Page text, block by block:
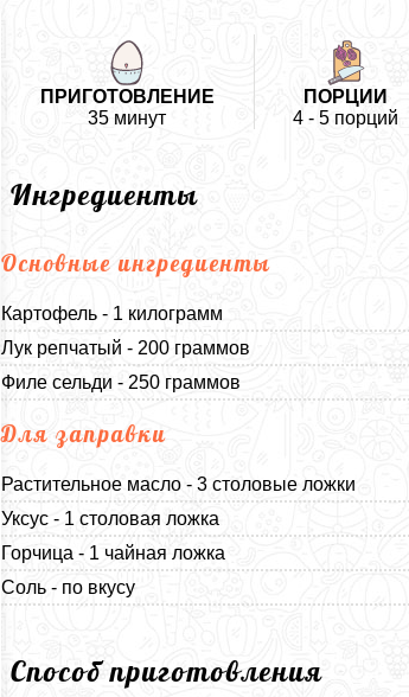
ПРИГОТОВЛЕНИЕ
35 минут
ПОРЦИИ
4 - 5 порций
Ингредиенты
Основные ингредиенты
Картофель - 1 килограмм
Лук репчатый - 200 граммов
Филе сельди - 250 граммов
Для заправки
Растительное масло - 3 столовые ложки
Уксус - 1 столовая ложка
Горчица - 1 чайная ложка
Соль - по вкусу
Способ приготовления